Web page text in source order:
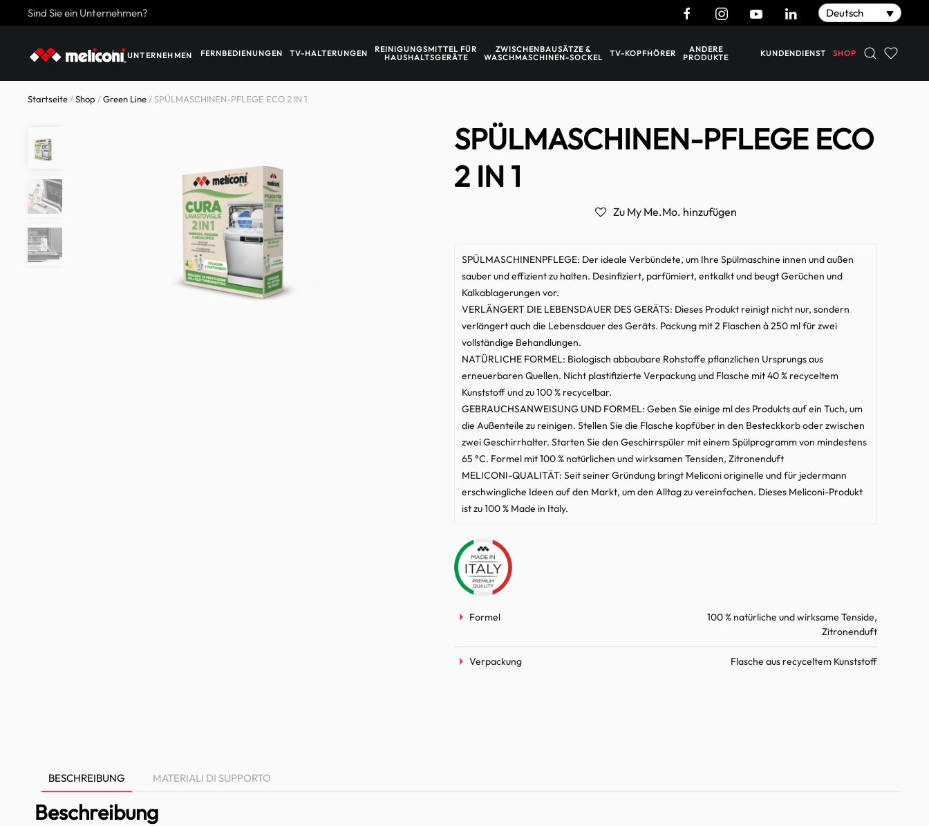
Sind Sie ein Unternehmen? Deutsch
UNTERNEHMEN FERNBEDIENUNGEN TV-HALTERUNGEN
REINIGUNGSMITTEL FÜR
HAUSHALTSGERÄTE
ZWISCHENBAUSÄTZE &
WASCHMASCHINEN-SOCKEL
TV-KOPFHÖRER
ANDERE
PRODUKTE
KUNDENDIENST SHOP
Startseite /Shop /Green Line / SPÜLMASCHINEN-PFLEGE ECO 2 IN 1
SPÜLMASCHINEN-PFLEGE ECO
2 IN 1
Zu My Me.Mo. hinzufügen
SPÜLMASCHINENPFLEGE: Der ideale Verbündete, um Ihre Spülmaschine innen und außen
sauber und effizient zu halten. Desinfiziert, parfümiert, entkalkt und beugt Gerüchen und
Kalkablagerungen vor.
VERLÄNGERT DIE LEBENSDAUER DES GERÄTS: Dieses Produkt reinigt nicht nur, sondern
verlängert auch die Lebensdauer des Geräts. Packung mit 2 Flaschen à 250 ml für zwei
vollständige Behandlungen.
NATÜRLICHE FORMEL: Biologisch abbaubare Rohstoffe pflanzlichen Ursprungs aus
erneuerbaren Quellen. Nicht plastifizierte Verpackung und Flasche mit 40 % recyceltem
Kunststoff und zu 100 % recycelbar.
GEBRAUCHSANWEISUNG UND FORMEL: Geben Sie einige ml des Produkts auf ein Tuch, um
die Außenteile zu reinigen. Stellen Sie die Flasche kopfüber in den Besteckkorb oder zwischen
zwei Geschirrhalter. Starten Sie den Geschirrspüler mit einem Spülprogramm von mindestens
65 °C. Formel mit 100 % natürlichen und wirksamen Tensiden, Zitronenduft
MELICONI-QUALITÄT: Seit seiner Gründung bringt Meliconi originelle und für jedermann
erschwingliche Ideen auf den Markt, um den Alltag zu vereinfachen. Dieses Meliconi-Produkt
ist zu 100 % Made in Italy.
Formel
100 % natürliche und wirksame Tenside,
Zitronenduft
Verpackung Flasche aus recyceltem Kunststoff
BESCHREIBUNG MATERIALI DI SUPPORTO
Beschreibung